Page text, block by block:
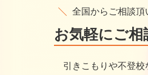
全国からご相談頂
お気軽にご
引きこもりや不登